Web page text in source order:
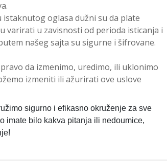
istaknutog oglasa dužni su da plate
varirati u zavisnosti od perioda isticanja i
našeg sajta su sigurne i šifrovane.
da izmenimo, uredimo, ili uklonimo
izmeniti ili ažurirati ove uslove
sigurno i efikasno okruženje za sve
imate bilo kakva pitanja ili nedoumice,